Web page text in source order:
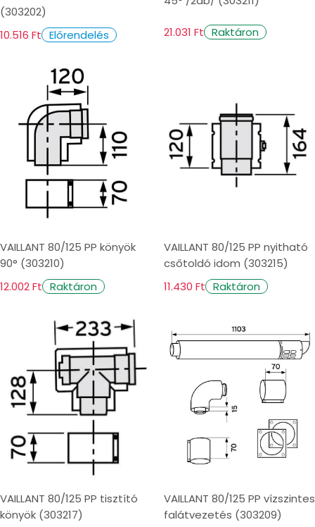
(303202)
10.516 Ft Előrendelés 21.031 Ft Raktáron
VAILLANT 80/125 PP könyök
90° (303210)
12.002 Ft Raktáron
VAILLANT 80/125 PP nyitható
csőtoldó idom (303215)
11.430 Ft Raktáron
VAILLANT 80/125 PP tisztító
könyök (303217)
VAILLANT 80/125 PP vízszintes
falátvezetés (303209)